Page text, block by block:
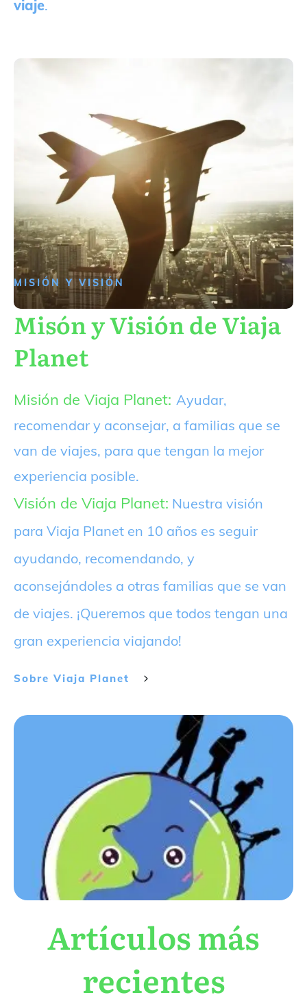
viaje.
MISIÓN Y VISIÓN
Misón y Visión de Viaja
Planet
Misión de Viaja Planet: Ayudar,
recomendar y aconsejar, a familias que se
van de viajes, para que tengan la mejor
experiencia posible.
Visión de Viaja Planet: Nuestra visión
para Viaja Planet en 10 años es seguir
ayudando, recomendando, y
aconsejándoles a otras familias que se van
de viajes. ¡Queremos que todos tengan una
gran experiencia viajando!
Sobre Viaja Planet
Artículos más
recientes